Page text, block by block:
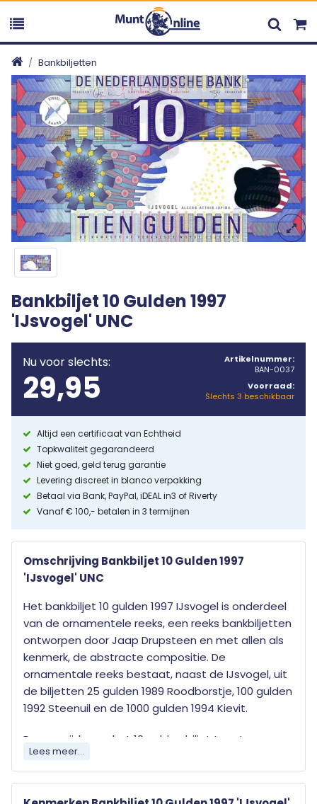
Bankbiljetten
Bankbiljet 10 Gulden 1997
'IJsvogel' UNC
Nu voor slechts:
29,95
Artikelnummer:
BAN-0037
Voorraad:
Slechts 3 beschikbaar
Altijd een certificaat van Echtheid
Topkwaliteit gegarandeerd
Niet goed, geld terug garantie
Levering discreet in blanco verpakking
Betaal via Bank, PayPal, iDEAL in3 of Riverty
Vanaf € 100,- betalen in 3 termijnen
Omschrijving Bankbiljet 10 Gulden 1997
'IJsvogel' UNC
Het bankbiljet 10 gulden 1997 IJsvogel is onderdeel
van de ornamentele reeks, een reeks bankbiljetten
ontworpen door Jaap Drupsteen en met allen als
kenmerk, de abstracte compositie. De
ornamentale reeks bestaat, naast de IJsvogel, uit
de biljetten 25 gulden 1989 Roodborstje,100 gulden
1992 Steenuilen de 1000 gulden 1994 Kievit.
De voorzijde van het 10 gulden biljet toont een
rooster van tien rechthoekige blokken met
daaroverheen een ruitvorm en het waardecijfer
Lees meer...